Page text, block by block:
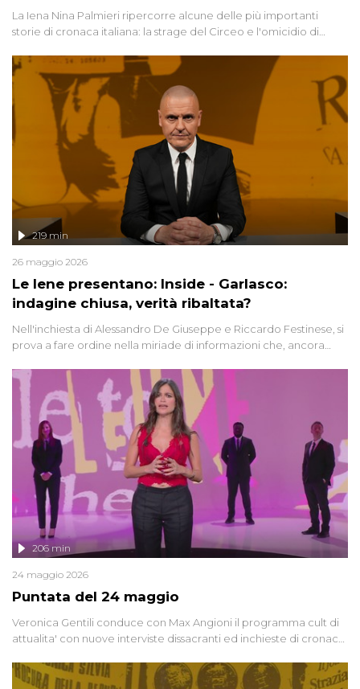
La Iena Nina Palmieri ripercorre alcune delle più importanti
storie di cronaca italiana: la strage del Circeo e l'omicidio di
Le Iene presentano: Inside - Garlasco:
indagine chiusa, verità ribaltata?
219 min
26 maggio 2026
Nell'inchiesta di Alessandro De Giuseppe e Riccardo Festinese, si
prova a fare ordine nella miriade di informazioni che, ancora
giudiziarie più discusse degli ultimi anni. Lo speciale ricostruisce la
vicenda mettendo in fila testimonianze, errori, dettagli
controversi e i protagonisti di un'indagine che sembra non avere
fine.
Puntata del 24 maggio
206 min
24 maggio 2026
Veronica Gentili conduce con Max Angioni il programma cult di
attualita' con nuove interviste dissacranti ed inchieste di cronaca